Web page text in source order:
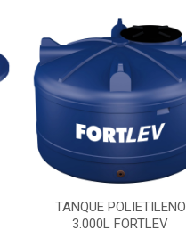
TANQUE POLIETILENO
3.000L FORTLEV